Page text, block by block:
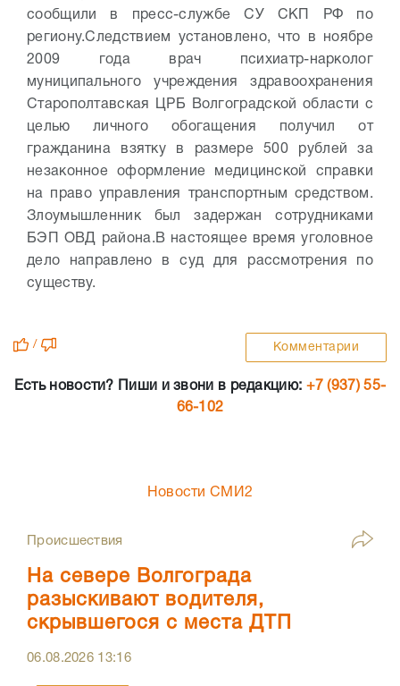
сообщили в пресс-службе СУ СКП РФ по
региону.Следствием установлено, что в ноябре
2009 года врач психиатр-нарколог
муниципального учреждения здравоохранения
Старополтавская ЦРБ Волгоградской области с
целью личного обогащения получил от
гражданина взятку в размере 500 рублей за
незаконное оформление медицинской справки
на право управления транспортным средством.
Злоумышленник был задержан сотрудниками
БЭП ОВД района. В настоящее время уголовное
дело направлено в суд для рассмотрения по
существу.
/ Комментарии
Есть новости? Пиши и звони в редакцию: +7 (937) 55-
66-102
Новости СМИ2
Происшествия
На севере Волгограда
разыскивают водителя,
скрывшегося с места ДТП
06.08.2026 13:16